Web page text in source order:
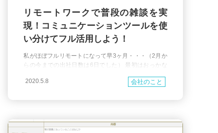
リモートワークで普段の雑談を実
現！コミュニケーションツールを使
い分けてフル活用しよう！
私がほぼフルリモートになって早3ヶ月・・・（2月か
らの今までの出社日数は6日でした） 最初はおっかな
が、、 ラクーンがリモート推奨になったのが1月27日
ンにて滞りなくできています！ とはいえ非常事態宣言
2020.5.8 会社のこと